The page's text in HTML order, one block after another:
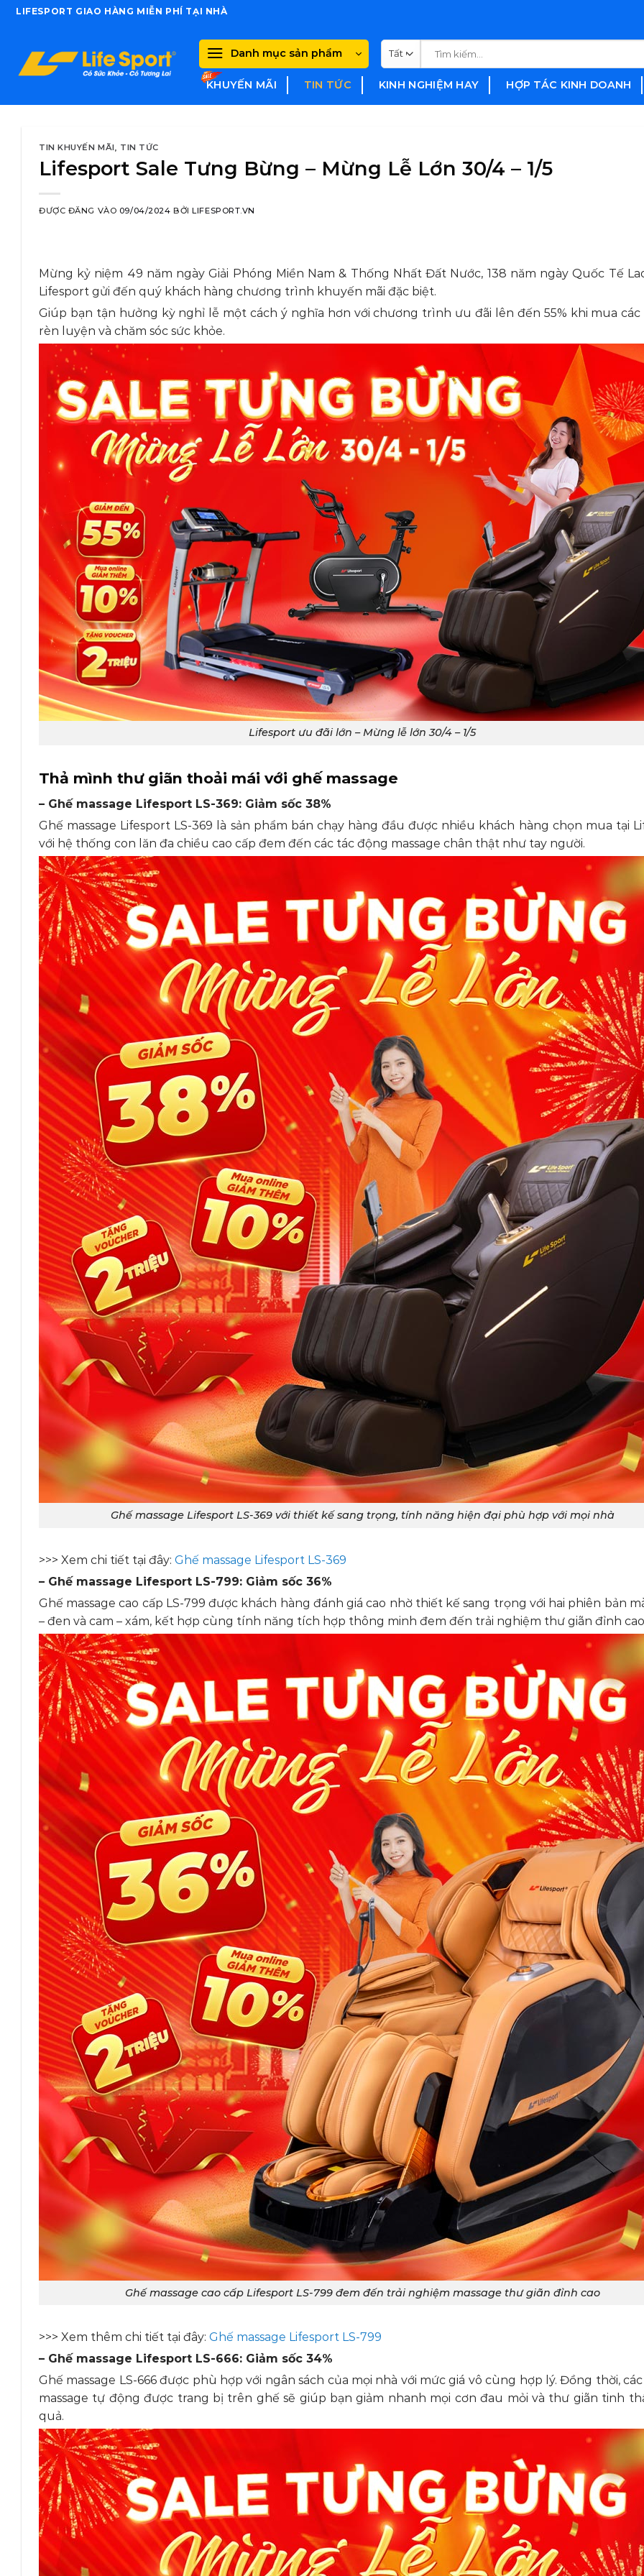
SkipLIFESPORT GIAO HÀNG MIỄN PHÍ TẠI NHÀ
Danh mục sản phẩm
kiếm:
KHUYẾN MÃI TIN TỨC KINH NGHIỆM HAY HỢP TÁC KINH DOANH
TIN KHUYẾN MÃI, TIN TỨC
Lifesport Sale Tưng Bừng – Mừng Lễ Lớn 30/4 – 1/5
ĐƯỢC ĐĂNG VÀO 09/04/2024 BỞILIFESPORT.VN
Mừng kỷ niệm 49 năm ngày Giải Phóng Miền Nam & Thống Nhất Đất Nước, 138 năm ngày Quốc Tế
Lifesport gửi đến quý khách hàng chương trình khuyến mãi đặc biệt.
Giúp bạn tận hưởng kỳ nghỉ lễ một cách ý nghĩa hơn với chương trình ưu đãi lên đến 55% khi mua
rèn luyện và chăm sóc sức khỏe.
Lifesport ưu đãi lớn – Mừng lễ lớn 30/4 – 1/5
Thả mình thư giãn thoải mái với ghế massage
– Ghế massage Lifesport LS-369: Giảm sốc 38%
Ghế massage Lifesport LS-369 là sản phẩm bán chạy hàng đầu được nhiều khách hàng chọn mua tại
với hệ thống con lăn đa chiều cao cấp đem đến các tác động massage chân thật như tay người.
Ghế massage Lifesport LS-369 với thiết kế sang trọng, tính năng hiện đại phù hợp với mọi nhà
>>> Xem chi tiết tại đây: Ghế massage Lifesport LS-369
– Ghế massage Lifesport LS-799: Giảm sốc 36%
Ghế massage cao cấp LS-799 được khách hàng đánh giá cao nhờ thiết kế sang trọng với hai phiên bản
– đen và cam – xám, kết hợp cùng tính năng tích hợp thông minh đem đến trải nghiệm thư giãn đỉnh
Ghế massage cao cấp Lifesport LS-799 đem đến trải nghiệm massage thư giãn đỉnh cao
>>> Xem thêm chi tiết tại đây: Ghế massage Lifesport LS-799
– Ghế massage Lifesport LS-666: Giảm sốc 34%
Ghế massage LS-666 được phù hợp với ngân sách của mọi nhà với mức giá vô cùng hợp lý. Đồng thời,
massage tự động được trang bị trên ghế sẽ giúp bạn giảm nhanh mọi cơn đau mỏi và thư giãn tinh
quả.